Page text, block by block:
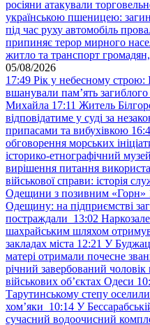
росіяни атакували
українською пшеницею:
під час руху автомобіль
припиняє терор мирного
житло та транспорт
05/08/2026
17:49 Рік у небесному строю:
вшанували пам’ять
Михайла 17:11 Житель
відповідатиме у суді за
припасами та вибухівкою
обговорення морських
історико-етнографічний
вирішення питання
військової справи: історія
Одещини з позивним «Горн»
Одещину: на підприємстві
постраждали 13:02
шахрайським шляхом
закладах міста 12:21 У
матері отримали почесне
річний завербований
військових обʼєктах Одеси
Тарутинському степу
хом’яки 10:14 У
сучасний водоочисний